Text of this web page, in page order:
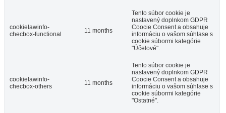
cookielawinfo-
checbox-functional
11 months
Tento súbor cookie je
nastavený doplnkom GDPR
Coocie Consent a obsahuje
informáciu o vašom súhlase s
cookie súbormi kategórie
"Účelové".
cookielawinfo-
checbox-others
11 months
Tento súbor cookie je
nastavený doplnkom GDPR
Coocie Consent a obsahuje
informáciu o vašom súhlase s
cookie súbormi kategórie
"Ostatné".